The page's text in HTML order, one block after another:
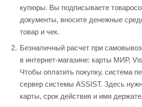
купюры. Вы подписываете
документы, вносите денежные
товар и чек.
Безналичный расчет при
в интернет-магазине: карты МИР,
Чтобы оплатить покупку, система
сервер системы ASSIST. Здесь
карты, срок действия и имя